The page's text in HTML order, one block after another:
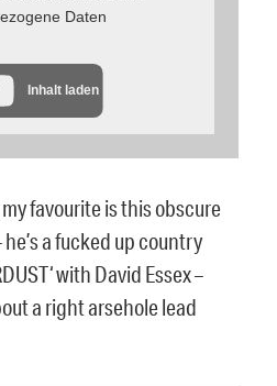
Daten
Inhalt laden
my favourite is this obscure
he’s a fucked up country
with David Essex –
a right arsehole lead